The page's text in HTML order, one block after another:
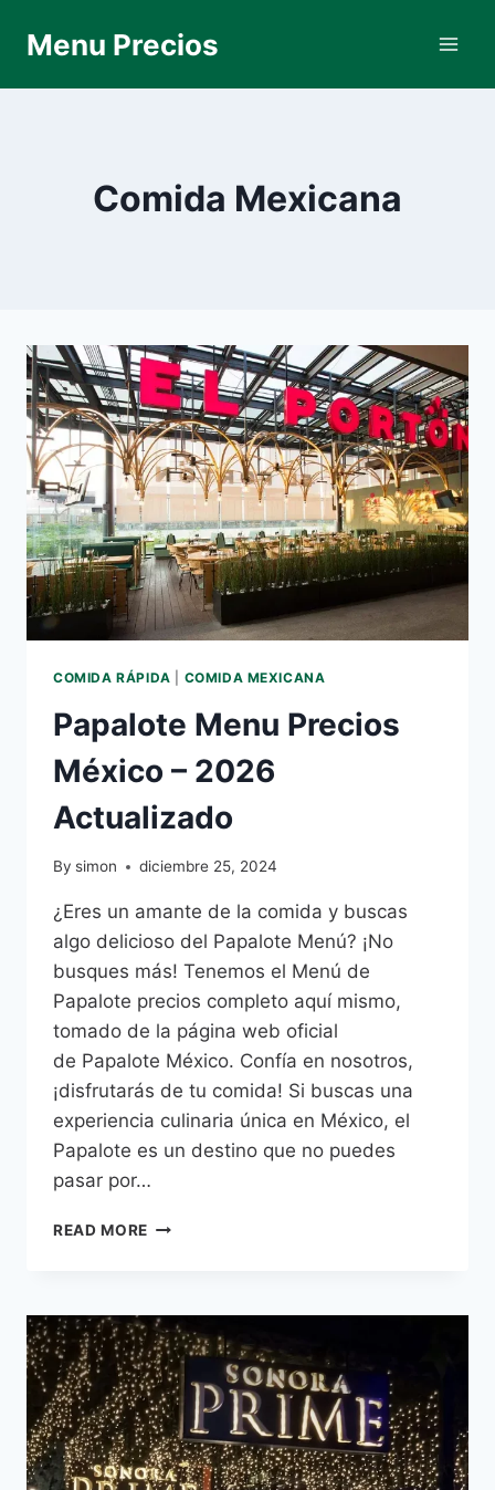
Menu Precios
Comida Mexicana
COMIDA RÁPIDA COMIDA MEXICANA
Papalote Menu Precios
México – 2026
Actualizado
By simon diciembre 25, 2024
¿Eres un amante de la comida y buscas
algo delicioso del Papalote Menú? ¡No
busques más! Tenemos el Menú de
Papalote precios completo aquí mismo,
tomado de la página web oficial
de Papalote México. Confía en nosotros,
¡disfrutarás de tu comida! Si buscas una
experiencia culinaria única en México, el
Papalote es un destino que no puedes
pasar por…
READ MORE PAPALOTE
–
2026
ACTUALIZADO